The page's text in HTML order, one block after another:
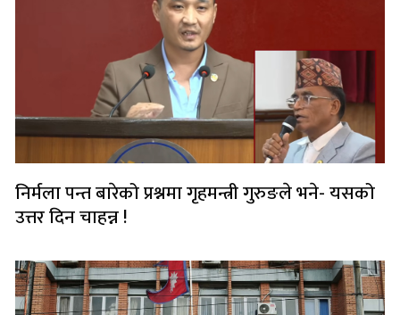
निर्मला पन्त बारेको प्रश्नमा गृहमन्त्री गुरुङले भने- यसको
उत्तर दिन चाहन्न !